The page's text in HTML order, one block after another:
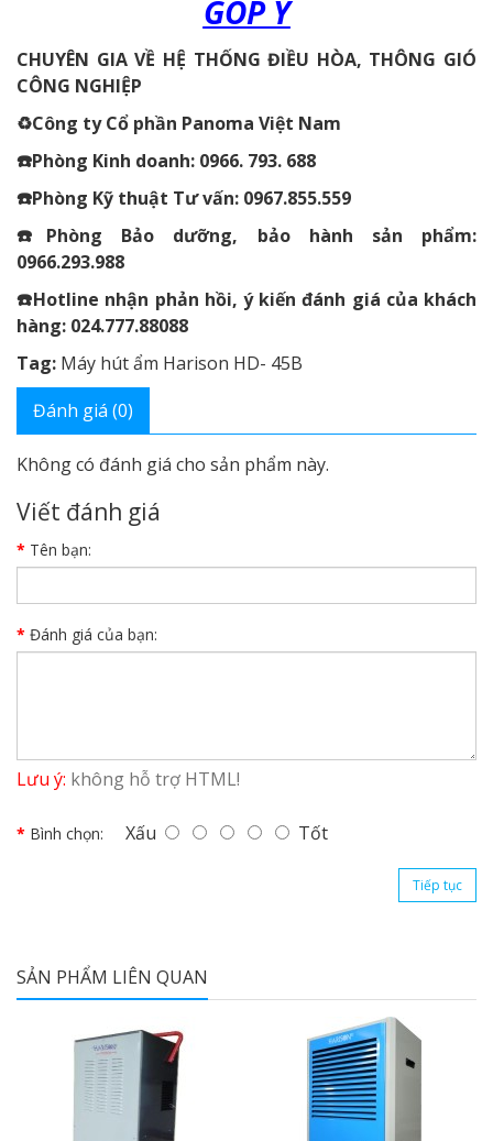
GÓP Ý
CHUYÊN GIA VỀ HỆ THỐNG ĐIỀU HÒA, THÔNG GIÓ
CÔNG NGHIỆP
♻️Công ty Cổ phần Panoma Việt Nam
☎️Phòng Kinh doanh: 0966. 793. 688
☎️Phòng Kỹ thuật Tư vấn: 0967.855.559
☎️Phòng Bảo dưỡng, bảo hành sản phẩm:
0966.293.988
☎️Hotline nhận phản hồi, ý kiến đánh giá của khách
hàng: 024.777.88088
Tag: Máy hút ẩm Harison HD- 45B
Đánh giá (0)
Không có đánh giá cho sản phẩm này.
Viết đánh giá
Tên bạn:
Đánh giá của bạn:
Lưu ý: không hỗ trợ HTML!
Bình chọn: Xấu Tốt
Tiếp tục
SẢN PHẨM LIÊN QUAN